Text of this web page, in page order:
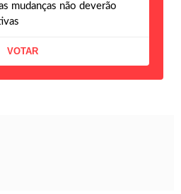
mudanças não deverão